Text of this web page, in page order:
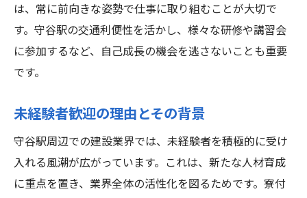
は、常に前向きな姿勢で仕事に取り組むことが大切で
す。守谷駅の交通利便性を活かし、様々な研修や講習会
に参加するなど、自己成長の機会を逃さないことも重要
です。
未経験者歓迎の理由とその背景
守谷駅周辺での建設業界では、未経験者を積極的に受け
入れる風潮が広がっています。これは、新たな人材育成
に重点を置き、業界全体の活性化を図るためです。寮付